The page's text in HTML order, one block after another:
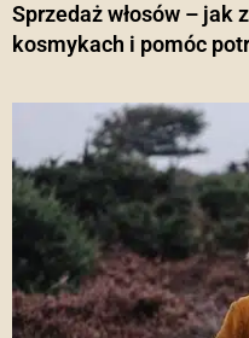
Sprzedaż włosów – jak
kosmykach i pomóc